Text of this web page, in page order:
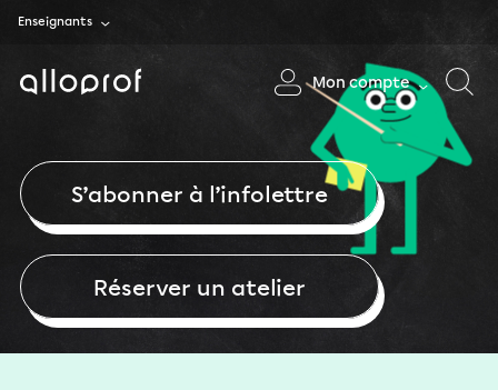
Enseignants
Mon compte
S’abonner à l’infolettre
Réserver un atelier